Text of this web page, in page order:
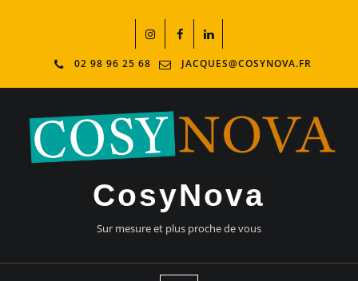
02 98 96 25 68 JACQUES@COSYNOVA.FR
CosyNova
Sur mesure et plus proche de vous